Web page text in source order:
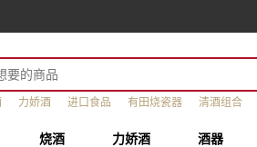
力娇酒 进口食品 有田烧瓷器 清酒组合
烧酒 力娇酒 酒器